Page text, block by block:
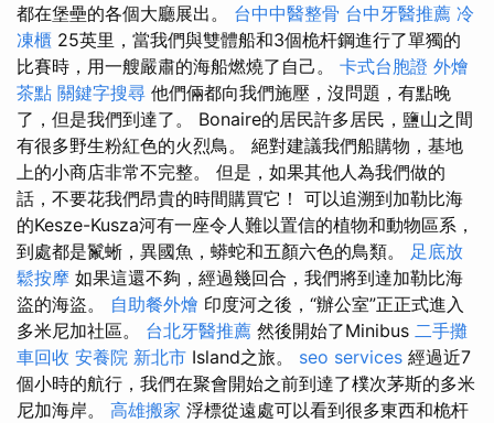
都在堡壘的各個大廳展出。 台中中醫整骨 台中牙醫推薦 冷
凍櫃 25英里，當我們與雙體船和3個桅杆鋼進行了單獨的
比賽時，用一艘嚴肅的海船燃燒了自己。 卡式台胞證 外燴
茶點 關鍵字搜尋 他們倆都向我們施壓，沒問題，有點晚
了，但是我們到達了。 Bonaire的居民許多居民，鹽山之間
有很多野生粉紅色的火烈鳥。 絕對建議我們船購物，基地
上的小商店非常不完整。 但是，如果其他人為我們做的
話，不要花我們昂貴的時間購買它！ 可以追溯到加勒比海
的Kesze-Kusza河有一座令人難以置信的植物和動物區系，
到處都是鬣蜥，異國魚，蟒蛇和五顏六色的鳥類。 足底放
鬆按摩 如果這還不夠，經過幾回合，我們將到達加勒比海
盜的海盜。 自助餐外燴 印度河之後，“辦公室”正正式進入
多米尼加社區。 台北牙醫推薦 然後開始了Minibus 二手攤
車回收 安養院 新北市 Island之旅。 seo services 經過近7
個小時的航行，我們在聚會開始之前到達了樸次茅斯的多米
尼加海岸。 高雄搬家 浮標從遠處可以看到很多東西和桅杆